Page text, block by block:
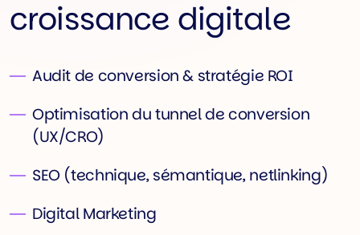
croissance digitale
Audit de conversion & stratégie ROI
Optimisation du tunnel de conversion
(UX/CRO)
SEO (technique, sémantique, netlinking)
Digital Marketing